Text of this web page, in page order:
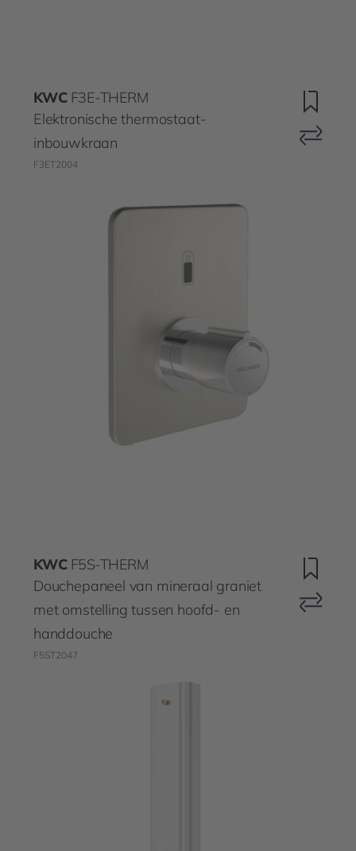
KWC F3E-THERM
Elektronische thermostaat-
inbouwkraan
F3ET2004
KWC F5S-THERM
Douchepaneel van mineraal graniet
met omstelling tussen hoofd- en
handdouche
F5ST2047